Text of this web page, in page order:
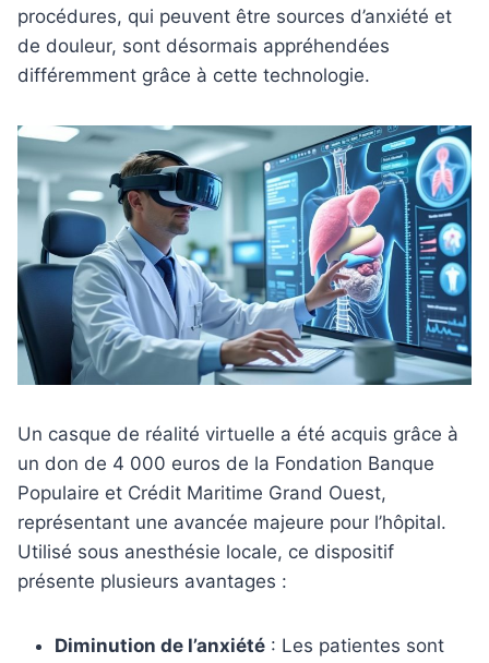
procédures, qui peuvent être sources d’anxiété et
de douleur, sont désormais appréhendées
différemment grâce à cette technologie.
Un casque de réalité virtuelle a été acquis grâce à
un don de 4 000 euros de la Fondation Banque
Populaire et Crédit Maritime Grand Ouest,
représentant une avancée majeure pour l’hôpital.
Utilisé sous anesthésie locale, ce dispositif
présente plusieurs avantages :
Diminution de l’anxiété : Les patientes sont